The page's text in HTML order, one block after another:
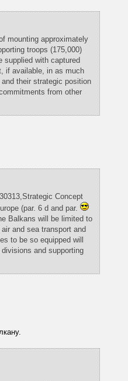
mounting approximately
troops (175,000)
supplied with captured
if available, in as much
their strategic position
from other
Concept
(par. 6 d and par.
Balkans will be limited to
and sea transport and
to be so equipped will
and supporting